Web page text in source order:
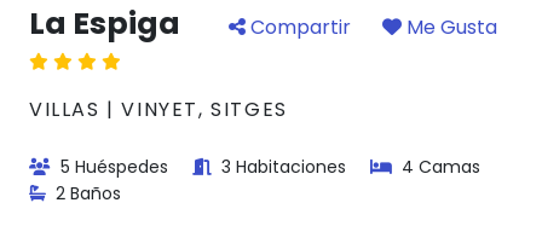
La Espiga Compartir Me Gusta
VILLAS | VINYET, SITGES
5 Huéspedes 3 Habitaciones
4 Camas
2 Baños